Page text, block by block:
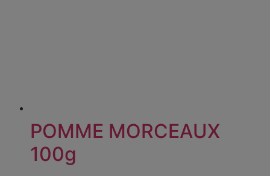
POMME MORCEAUX
100g